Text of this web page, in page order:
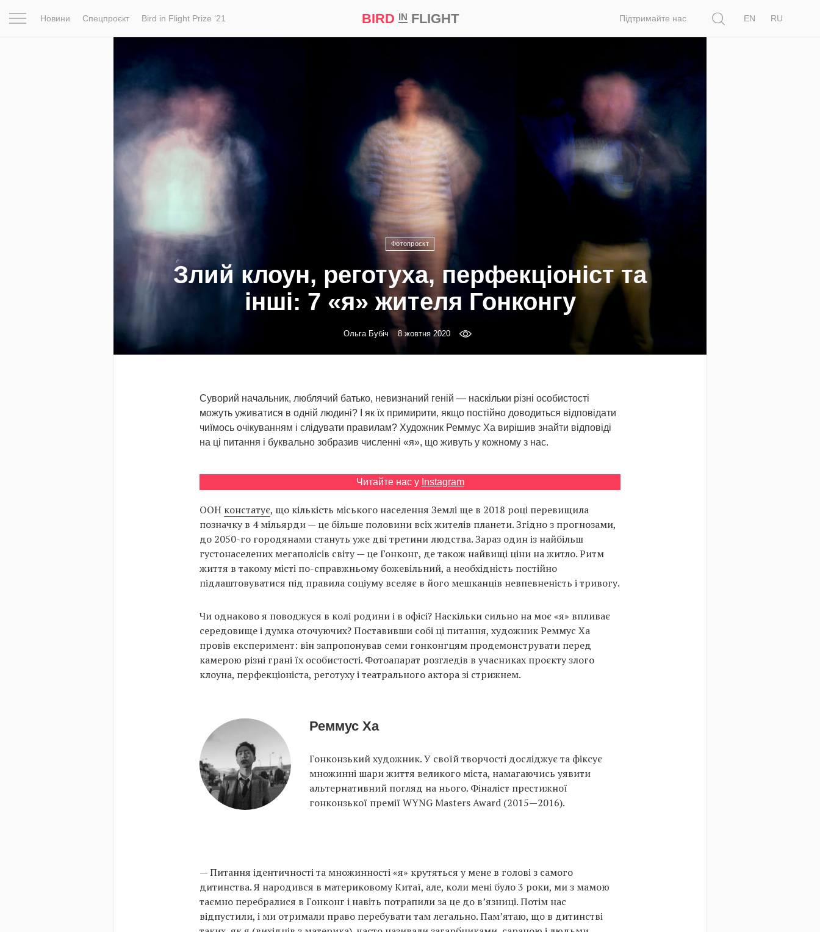
Новини Спецпроєкт Bird in Flight Prize ‘21 BIRD INFLIGHT Підтримайте нас
EN
RU
Фотопроєкт
Злий клоун, реготуха, перфекціоніст та
інші: 7 «я» жителя Гонконгу
Ольга Бубіч 8 жовтня 2020
Суворий начальник, люблячий батько, невизнаний геній — наскільки різні особистості
можуть уживатися в одній людині? І як їх примирити, якщо постійно доводиться відповідати
чиїмось очікуванням і слідувати правилам? Художник Реммус Ха вирішив знайти відповіді
на ці питання і буквально зобразив численні «я», що живуть у кожному з нас.
Читайте нас у Instagram
ООН констатує, що кількість міського населення Землі ще в 2018 році перевищила
позначку в 4 мільярди — це більше половини всіх жителів планети. Згідно з прогнозами,
до 2050-го городянами стануть уже дві третини людства. Зараз один із найбільш
густонаселених мегаполісів світу — це Гонконг, де також найвищі ціни на житло. Ритм
життя в такому місті по-справжньому божевільний, а необхідність постійно
підлаштовуватися під правила соціуму вселяє в його мешканців невпевненість і тривогу.
Чи однаково я поводжуся в колі родини і в офісі? Наскільки сильно на моє «я» впливає
середовище і думка оточуючих? Поставивши собі ці питання, художник Реммус Ха
провів експеримент: він запропонував семи гонконгцям продемонструвати перед
камерою різні грані їх особистості. Фотоапарат розгледів в учасниках проєкту злого
клоуна, перфекціоніста, реготуху і театрального актора зі стрижнем.
Реммус Ха
Гонконзький художник. У своїй творчості досліджує та фіксує
множинні шари життя великого міста, намагаючись уявити
альтернативний погляд на нього. Фіналіст престижної
гонконзької премії WYNG Masters Award (2015—2016).
— Питання ідентичності та множинності «я» крутяться у мене в голові з самого
дитинства. Я народився в материковому Китаї, але, коли мені було 3 роки, ми з мамою
таємно перебралися в Гонконг і навіть потрапили за це до в’язниці. Потім нас
відпустили, і ми отримали право перебувати там легально. Пам’ятаю, що в дитинстві